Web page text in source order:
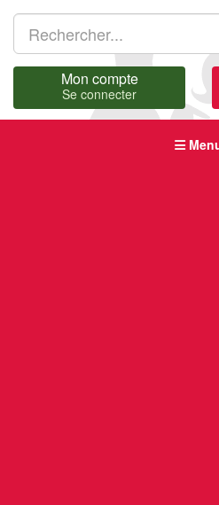
Mon compte
Se connecter